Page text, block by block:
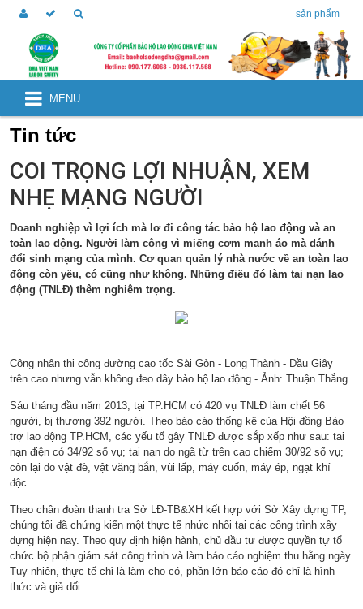
sản phẩm
MENU
Tin tức
COI TRỌNG LỢI NHUẬN, XEM
NHẸ MẠNG NGƯỜI
Doanh nghiệp vì lợi ích mà lơ đi công tác bảo hộ lao động và an
toàn lao động. Người làm công vì miếng cơm manh áo mà đánh
đổi sinh mạng của mình. Cơ quan quản lý nhà nước về an toàn lao
động còn yếu, có cũng như không. Những điều đó làm tai nạn lao
động (TNLĐ) thêm nghiêm trọng.
Công nhân thi công đường cao tốc Sài Gòn - Long Thành - Dầu Giây
trên cao nhưng vẫn không đeo dây bảo hộ lao động - Ảnh: Thuận Thắng
Sáu tháng đầu năm 2013, tại TP.HCM có 420 vụ TNLĐ làm chết 56
người, bị thương 392 người. Theo báo cáo thống kê của Hội đồng Bảo
trợ lao động TP.HCM, các yếu tố gây TNLĐ được sắp xếp như sau: tai
nạn điện có 34/92 số vụ; tai nạn do ngã từ trên cao chiếm 30/92 số vụ;
còn lại do vật đè, vật văng bắn, vùi lấp, máy cuốn, máy ép, ngạt khí
độc...
Theo chân đoàn thanh tra Sở LĐ-TB&XH kết hợp với Sở Xây dựng TP,
chúng tôi đã chứng kiến một thực tế nhức nhối tại các công trình xây
dựng hiện nay. Theo quy định hiện hành, chủ đầu tư được quyền tự tổ
chức bộ phận giám sát công trình và làm báo cáo nghiệm thu hằng ngày.
Tuy nhiên, thực tế chỉ là làm cho có, phần lớn báo cáo đó chỉ là hình
thức và giả dối.